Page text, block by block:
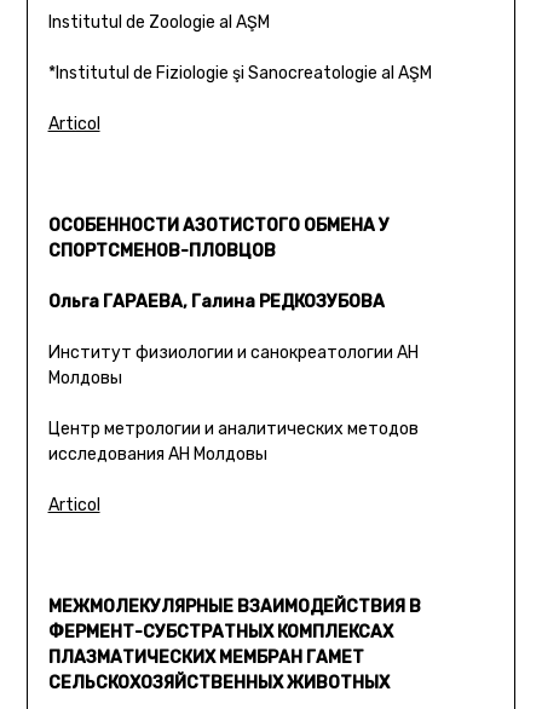
Institutul de Zoologie al AŞM
*Institutul de Fiziologie şi Sanocreatologie al AŞM
Articol
ОСОБЕННОСТИ АЗОТИСТОГО ОБМЕНА У
СПОРТСМЕНОВ-ПЛОВЦОВ
Ольга ГАРАЕВА, Галина РЕДКОЗУБОВА
Институт физиологии и санокреатологии АН
Молдовы
Центр метрологии и аналитических методов
исследования АН Молдовы
Articol
МЕЖМОЛЕКУЛЯРНЫЕ ВЗАИМОДЕЙСТВИЯ В
ФЕРМЕНТ-СУБСТРАТНЫХ КОМПЛЕКСАХ
ПЛАЗМАТИЧЕСКИХ МЕМБРАН ГАМЕТ
СЕЛЬСКОХОЗЯЙСТВЕННЫХ ЖИВОТНЫХ